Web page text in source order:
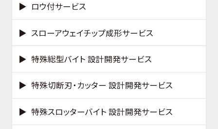
ロウ付サービス
スローアウェイチップ成形サービス
特殊総型バイト 設計開発サービス
特殊切断刃・カッター 設計開発サービス
特殊スロッターバイト 設計開発サービス